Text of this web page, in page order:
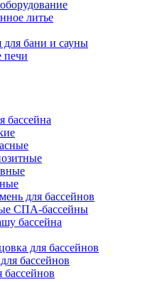
литье
для бани и сауны
печи
бассейна
для бассейнов
СПА-бассейны
бассейна
для бассейнов
бассейнов